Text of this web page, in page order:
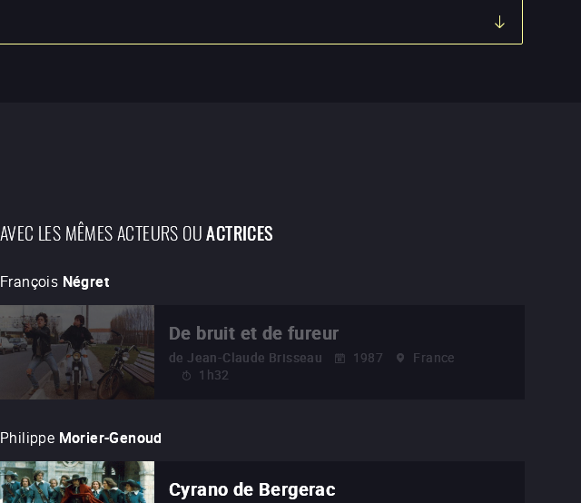
AVEC LES MÊMES ACTEURS OUACTRICES
François Négret
De bruit et de fureur
de Jean-Claude Brisseau 1987
France
1h32
Philippe Morier-Genoud
Cyrano de Bergerac